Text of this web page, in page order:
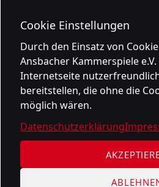
Cookie Einstellungen
Durch den Einsatz von
Ansbacher Kammerspiele
Internetseite
bereitstellen, die ohne die
möglich wären.
Datenschutzerklärung